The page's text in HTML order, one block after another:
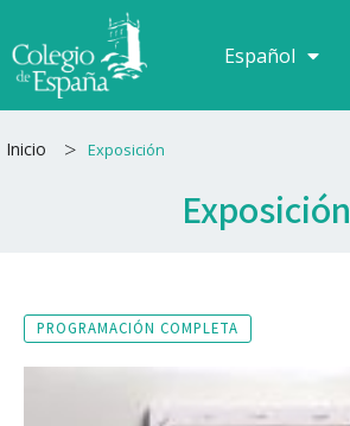
al
contenido
Español
Français
Inicio > Exposición
Exposición
PROGRAMACIÓN COMPLETA